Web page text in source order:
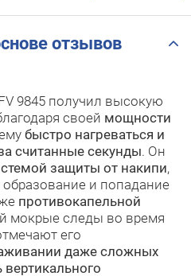
отзывов
9845 получил высокую
своей мощности
быстро нагреваться и
считанные секунды. Он
защиты от накипи,
и попадание
противокапельной
мокрые следы во время
его
даже сложных